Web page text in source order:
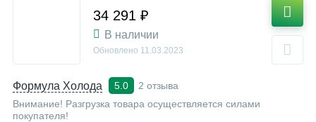
Формула Холода 5.0
2 отзыва
Внимание! Разгрузка товара осуществляется силами
покупателя!
34 291 ₽
В наличии
Обновлено 11.03.2023